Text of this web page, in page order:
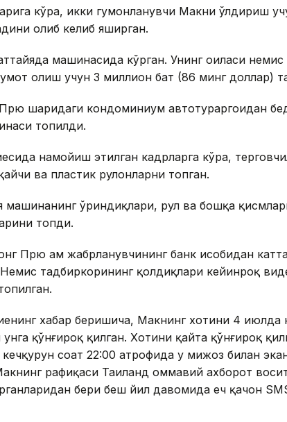
кўра, икки гумонланувчи Макни ўлдириш
олиб келиб яширган.
машинасида кўрган. Унинг оиласи
олиш учун 3 миллион бат (86 минг доллар)
шаҳридаги кондоминиум автотураргоҳидан
топилди.
намойиш этилган кадрларга кўра,
ва пластик рулонларни топган.
машинанинг ўриндиқлари, рул ва бошқа
топди.
Прю ҳам жабрланувчининг банк ҳисобидан
тадбиркорининг қолдиқлари кейинроқ
хабар беришича, Макнинг хотини 4 июлда
қўнғироқ қилган. Хотини қайта қўнғироқ
соат 22:00 атрофида у мижоз билан
рафиқаси Таиланд оммавий ахборот
бери беш йил давомида ҳеч қачон